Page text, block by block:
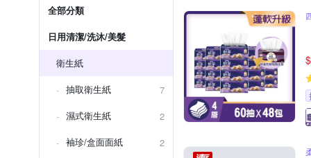
全部分類
日用清潔/洗沐/美髮
衛生紙
抽取衛生紙
7
濕式衛生紙
2
袖珍/盒面面紙
2
$